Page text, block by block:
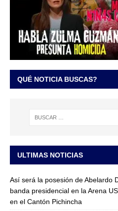
QUÉ NOTICIA BUSCAS?
ULTIMAS NOTICIAS
Así será la posesión de Abelardo
banda presidencial en la Arena
en el Cantón Pichincha